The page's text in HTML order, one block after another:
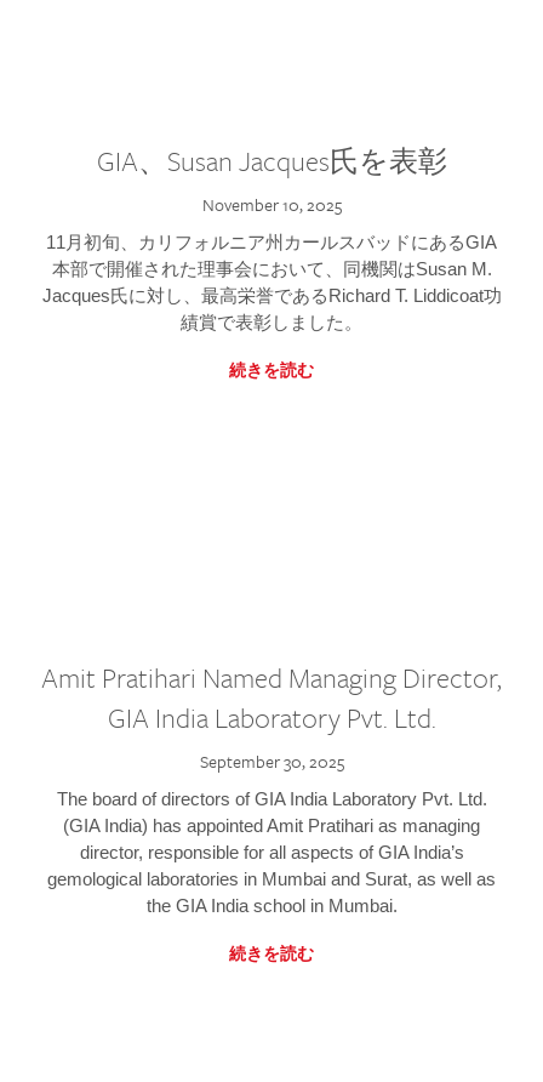
GIA、Susan Jacques氏を表彰
November 10, 2025
11月初旬、カリフォルニア州カールスバッドにあるGIA
本部で開催された理事会において、同機関はSusan M.
Jacques氏に対し、最高栄誉であるRichard T. Liddicoat功
績賞で表彰しました。
続きを読む
Amit Pratihari Named Managing Director,
GIA India Laboratory Pvt. Ltd.
September 30, 2025
The board of directors of GIA India Laboratory Pvt. Ltd.
(GIA India) has appointed Amit Pratihari as managing
director, responsible for all aspects of GIA India’s
gemological laboratories in Mumbai and Surat, as well as
the GIA India school in Mumbai.
続きを読む